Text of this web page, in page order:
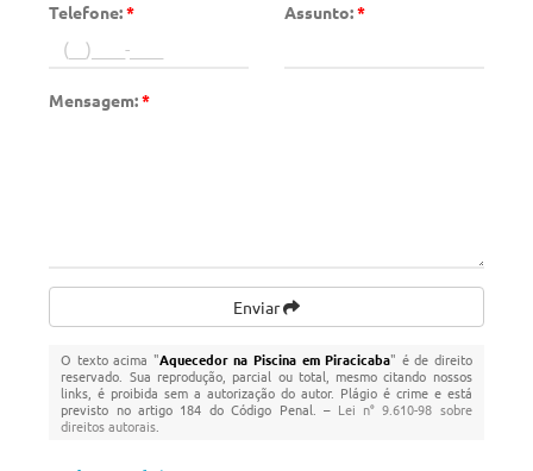
Telefone:* Assunto:*
Mensagem:*
Enviar
O texto acima "Aquecedor na Piscina em Piracicaba" é de direito
reservado. Sua reprodução, parcial ou total, mesmo citando nossos
links, é proibida sem a autorização do autor. Plágio é crime e está
previsto no artigo 184 do Código Penal. – Lei n° 9.610-98 sobre
direitos autorais